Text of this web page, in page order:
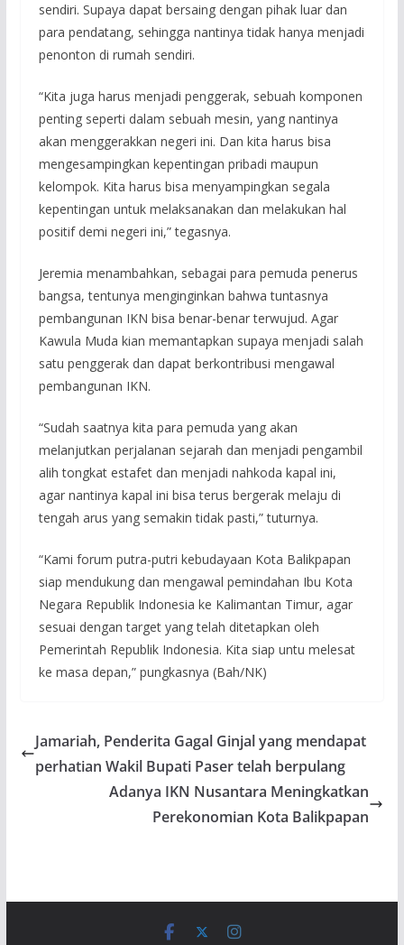
sendiri. Supaya dapat bersaing dengan pihak luar dan
para pendatang, sehingga nantinya tidak hanya menjadi
penonton di rumah sendiri.
“Kita juga harus menjadi penggerak, sebuah komponen
penting seperti dalam sebuah mesin, yang nantinya
akan menggerakkan negeri ini. Dan kita harus bisa
mengesampingkan kepentingan pribadi maupun
kelompok. Kita harus bisa menyampingkan segala
kepentingan untuk melaksanakan dan melakukan hal
positif demi negeri ini,” tegasnya.
Jeremia menambahkan, sebagai para pemuda penerus
bangsa, tentunya menginginkan bahwa tuntasnya
pembangunan IKN bisa benar-benar terwujud. Agar
Kawula Muda kian memantapkan supaya menjadi salah
satu penggerak dan dapat berkontribusi mengawal
pembangunan IKN.
“Sudah saatnya kita para pemuda yang akan
melanjutkan perjalanan sejarah dan menjadi pengambil
alih tongkat estafet dan menjadi nahkoda kapal ini,
agar nantinya kapal ini bisa terus bergerak melaju di
tengah arus yang semakin tidak pasti,” tuturnya.
“Kami forum putra-putri kebudayaan Kota Balikpapan
siap mendukung dan mengawal pemindahan Ibu Kota
Negara Republik Indonesia ke Kalimantan Timur, agar
sesuai dengan target yang telah ditetapkan oleh
Pemerintah Republik Indonesia. Kita siap untu melesat
ke masa depan,” pungkasnya (Bah/NK)
Jamariah, Penderita Gagal Ginjal yang mendapat
perhatian Wakil Bupati Paser telah berpulang
Adanya IKN Nusantara Meningkatkan
Perekonomian Kota Balikpapan